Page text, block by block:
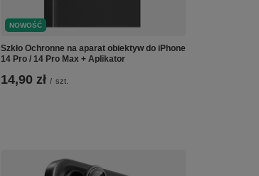
NOWOŚĆ
Szkło Ochronne na aparat obiektyw do iPhone
14 Pro / 14 Pro Max + Aplikator
14,90 zł / szt.